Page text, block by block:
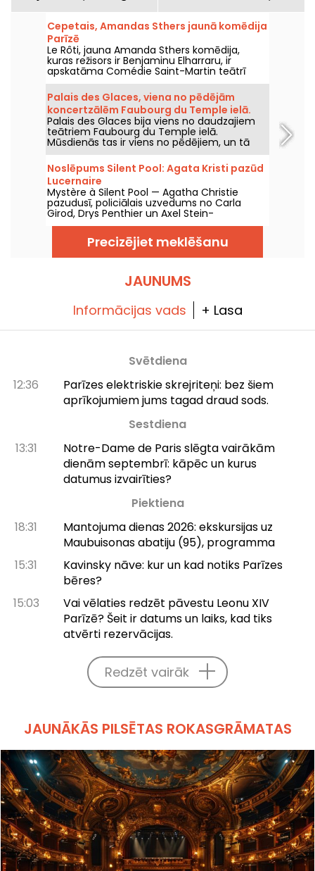
Cepetais, Amandas Sthers jaunā komēdija
Parīzē
Le Rôti, jauna Amanda Sthers komēdija,
kuras režisors ir Benjaminu Elharraru, ir
apskatāma Comédie Saint-Martin teātrī
Parīzē līdz 2026. gada 15. oktobrim.
Palais des Glaces, viena no pēdējām
koncertzālēm Faubourg du Temple ielā.
Palais des Glaces bija viens no daudzajiem
teātriem Faubourg du Temple ielā.
Mūsdienās tas ir viens no pēdējiem, un tā
programma ir vērsta uz komēdiju izrādēm.
Noslēpums Silent Pool: Agata Kristi pazūd
Lucernaire
Mystère à Silent Pool — Agatha Christie
pazudusī, policiālais uzvedums no Carla
Girod, Drys Penthier un Axel Stein-
Kurdzielewicz, tiek demonstrēts Lucernari
teātrī Parīzē ar Ballons Rouges Kompāniju no
2026. gada 10. jūnija līdz 23. augusta. Izrāde
atgriežas pie patiesās 1926. gada Agatha
traucējošas atmiņas un teātra fikciju.
Precizējiet meklēšanu
JAUNUMS
Informācijas vads + Lasa
Svētdiena
12:36
Parīzes elektriskie skrejriteņi: bez šiem
aprīkojumiem jums tagad draud sods.
Sestdiena
13:31
Notre-Dame de Paris slēgta vairākām
dienām septembrī: kāpēc un kurus
datumus izvairīties?
Piektiena
18:31
Mantojuma dienas 2026: ekskursijas uz
Maubuisonas abatiju (95), programma
15:31
Kavinsky nāve: kur un kad notiks Parīzes
bēres?
15:03
Vai vēlaties redzēt pāvestu Leonu XIV
Parīzē? Šeit ir datums un laiks, kad tiks
atvērti rezervācijas.
Redzēt vairāk
JAUNĀKĀS PILSĒTAS ROKASGRĀMATAS